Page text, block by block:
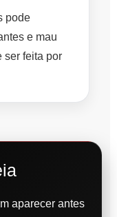
pode
e mau
ser feita por
aparecer antes